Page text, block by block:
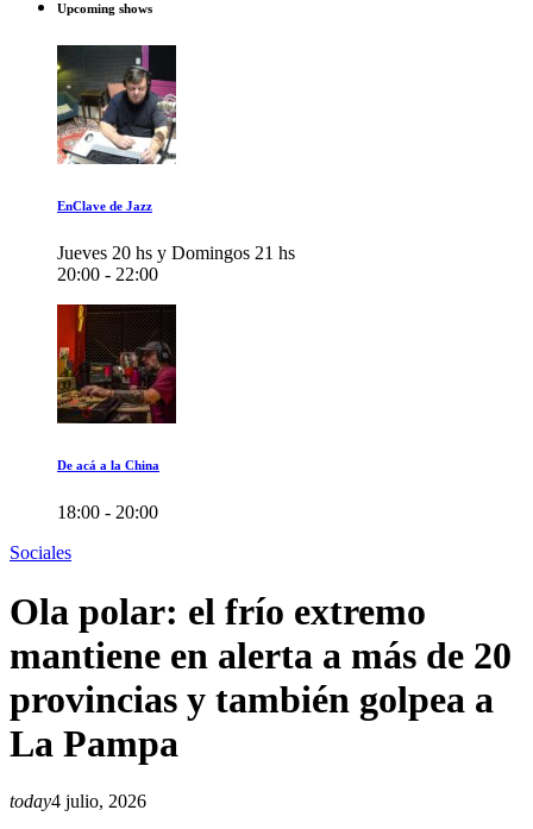
Upcoming shows
EnClave de Jazz
Jueves 20 hs y Domingos 21 hs
20:00 - 22:00
De acá a la China
18:00 - 20:00
Sociales
Ola polar: el frío extremo
mantiene en alerta a más de 20
provincias y también golpea a
La Pampa
today4 julio, 2026